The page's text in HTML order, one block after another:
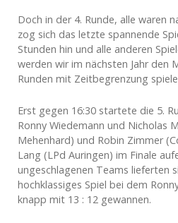
Doch in der 4. Runde, alle waren
zog sich das letzte spannende
Stunden hin und alle anderen
werden wir im nächsten Jahr den
Runden mit Zeitbegrenzung
Erst gegen 16:30 startete die 5.
Ronny Wiedemann und Nicholas
Mehenhard) und Robin Zimmer
Lang (LPd Auringen) im Finale
ungeschlagenen Teams lieferten
hochklassiges Spiel bei dem
knapp mit 13 : 12 gewannen.